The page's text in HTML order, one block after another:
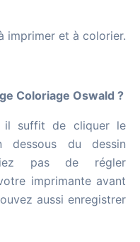
imprimer et à colorier.
Coloriage Oswald ?
il suffit de cliquer le
du dessin
pas de régler
imprimante avant
aussi enregistrer